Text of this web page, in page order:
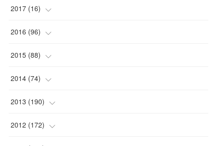
(1)
(1)
(2)
(1)
(1)
(1)
2017 (16)
(1)
(2)
(1)
( 3)
2016 (96)
(2)
(5)
(6)
(3)
2015 (88)
(4)
(7)
(6)
2014 (74)
(9)
(14)
2013 (190)
(17)
2012 (172)